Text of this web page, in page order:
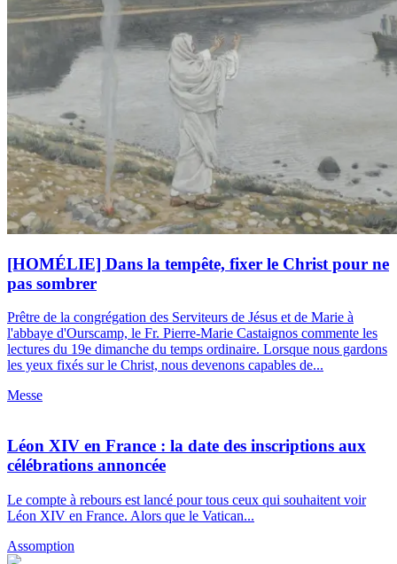
[HOMÉLIE] Dans la tempête, fixer le Christ pour ne
pas sombrer
Prêtre de la congrégation des Serviteurs de Jésus et de Marie à
l'abbaye d'Ourscamp, le Fr. Pierre-Marie Castaignos commente les
lectures du 19e dimanche du temps ordinaire. Lorsque nous gardons
les yeux fixés sur le Christ, nous devenons capables de...
Messe
Léon XIV en France : la date des inscriptions aux
célébrations annoncée
Le compte à rebours est lancé pour tous ceux qui souhaitent voir
Léon XIV en France. Alors que le Vatican...
Assomption